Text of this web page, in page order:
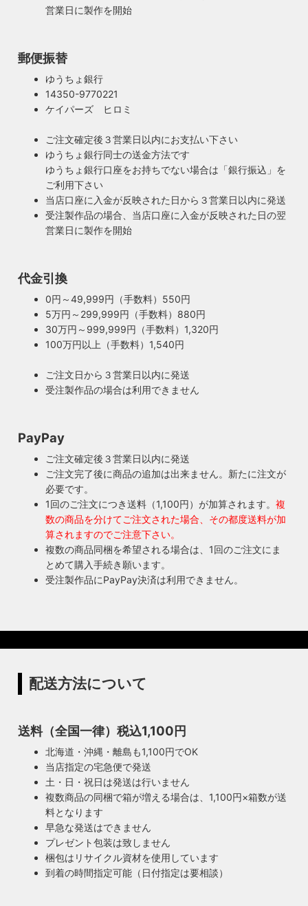
イルでの提案にこだわっています。
もしもの時も安心・製作担当者が修理を行いま
連絡ください！ハンドメイド照明やアンティーク照明は修理
が心配とよくお声を頂きますが、当店では器具を製作した本
◆もっと詳しく見る
100年近く前のソケットも復活・特殊な絶縁体
ト。何十年、時には100年近く前のソケットシェルを使うこ
ともあります。ところが100年近く前のソケットに使われて
いたインシュレーター（絶縁体）はご覧の通り炭化してボロ
ボロに。当店では専門機関に依頼し、特殊カーボンを使いオ
近く前のソケットも安心してお使い頂けます。
営業日に製作を開始
郵便振替
ゆうちょ銀行
14350-9770221
ケイパーズ ヒロミ
ご注文確定後３営業日以内にお支払い下さい
ゆうちょ銀行同士の送金方法です
ゆうちょ銀行口座をお持ちでない場合は「銀行振込」を
ご利用下さい
当店口座に入金が反映された日から３営業日以内に発送
受注製作品の場合、当店口座に入金が反映された日の翌
営業日に製作を開始
代金引換
0円～49,999円（手数料）550円
5万円～299,999円（手数料）880円
30万円～999,999円（手数料）1,320円
100万円以上（手数料）1,540円
ご注文日から３営業日以内に発送
受注製作品の場合は利用できません
PayPay
ご注文確定後３営業日以内に発送
ご注文完了後に商品の追加は出来ません。新たに注文が
必要です。
1回のご注文につき送料（1,100円）が加算されます。 複
数の商品を分けてご注文された場合、その都度送料が加
算されますのでご注意下さい。
複数の商品同梱を希望される場合は、1回のご注文にま
とめて購入手続き願います。
受注製作品にPayPay決済は利用できません。
配送方法について
送料（全国一律）税込1,100円
北海道・沖縄・離島も1,100円でOK
当店指定の宅急便で発送
土・日・祝日は発送は行いません
複数商品の同梱で箱が増える場合は、1,100円×箱数が送
料となります
早急な発送はできません
プレゼント包装は致しません
梱包はリサイクル資材を使用しています
到着の時間指定可能（日付指定は要相談）